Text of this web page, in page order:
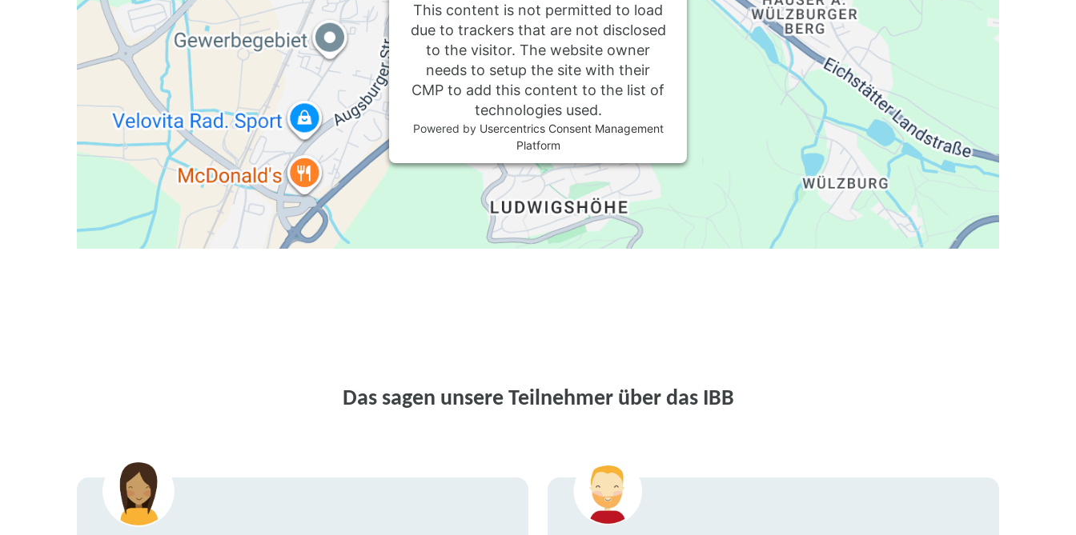
This content is not permitted to load
due to trackers that are not disclosed
to the visitor. The website owner
needs to setup the site with their
CMP to add this content to the list of
technologies used.
Powered by Usercentrics Consent Management
Platform
Das sagen unsere Teilnehmer über das IBB